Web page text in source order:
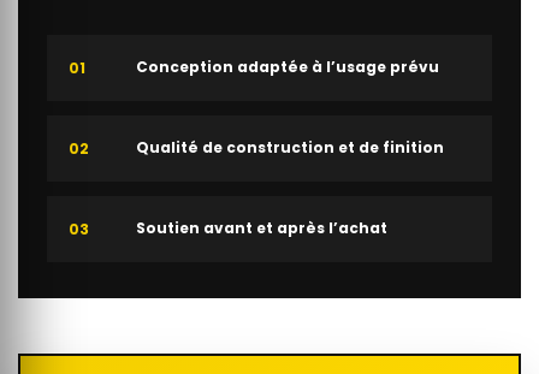
01 Conception adaptée à l’usage prévu
02 Qualité de construction et de finition
03 Soutien avant et après l’achat